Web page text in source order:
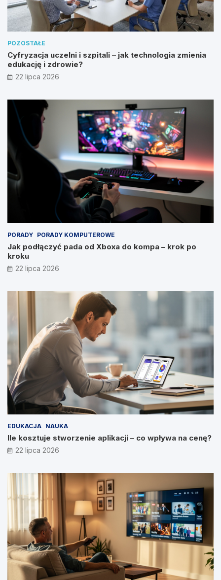
POZOSTAŁE
Cyfryzacja uczelni i szpitali – jak technologia zmienia
edukację i zdrowie?
22 lipca 2026
PORADY PORADY KOMPUTEROWE
Jak podłączyć pada od Xboxa do kompa – krok po
kroku
22 lipca 2026
EDUKACJA NAUKA
Ile kosztuje stworzenie aplikacji – co wpływa na cenę?
22 lipca 2026